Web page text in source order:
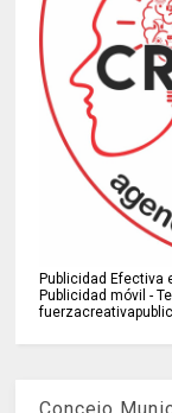
Publicidad Efectiva
Publicidad móvil -
Concejo